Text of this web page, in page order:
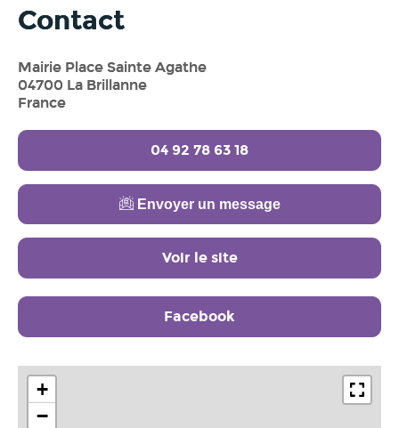
Contact
Mairie Place Sainte Agathe
04700 La Brillanne
France
04 92 78 63 18
Envoyer un message
Voir le site
Facebook
+
−